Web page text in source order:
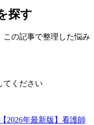
探す
の記事で整理した悩み
てください
2026年最新版】 看護師